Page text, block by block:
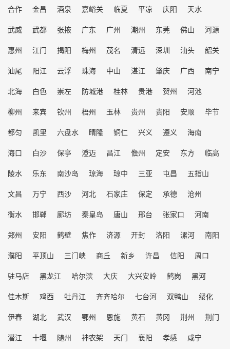
合作
金昌 酒泉 嘉峪关 临夏 平凉 庆阳
天水
武威
武都 张掖 广东 广州 潮州 东莞 佛山
河源
惠州
江门 揭阳 梅州 茂名 清远 深圳 汕头
韶关
汕尾
阳江 云浮 珠海 中山 湛江 肇庆 广西
南宁
北海
白色 崇左 防城港 桂林 贵港 贺州
河池
柳州
来宾 钦州 梧州 玉林 贵州 贵阳 安顺
毕节
都匀
凯里 六盘水 晴隆 铜仁 兴义 遵义
海南
海口
白沙 保亭 澄迈 昌江 儋州 定安 东方
临高
陵水
乐东 南沙岛 琼海 琼中 三亚 屯昌
五指山
文昌
万宁 西沙 河北 石家庄 保定 承德
沧州
衡水
邯郸 廊坊 秦皇岛 唐山 邢台 张家口
河南
郑州
安阳 鹤壁 焦作 济源 开封 洛阳 漯河
南阳
濮阳
平顶山 三门峡 商丘 新乡 许昌 信阳
周口
驻马店
黑龙江 哈尔滨 大庆 大兴安岭 鹤岗
黑河
佳木斯
鸡西 牡丹江 齐齐哈尔 七台河 双鸭山
绥化
伊春
湖北 武汉 鄂州 恩施 黄石 黄冈 荆州
荆门
潜江
十堰 随州 神农架 天门 襄阳 孝感
咸宁